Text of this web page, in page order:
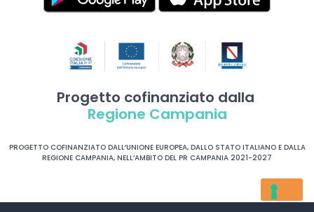
Progetto cofinanziato dalla
Regione Campania
PROGETTO COFINANZIATO DALL’UNIONE EUROPEA, DALLO STATO ITALIANO E DALLA
REGIONE CAMPANIA, NELL’AMBITO DEL PR CAMPANIA 2021-2027